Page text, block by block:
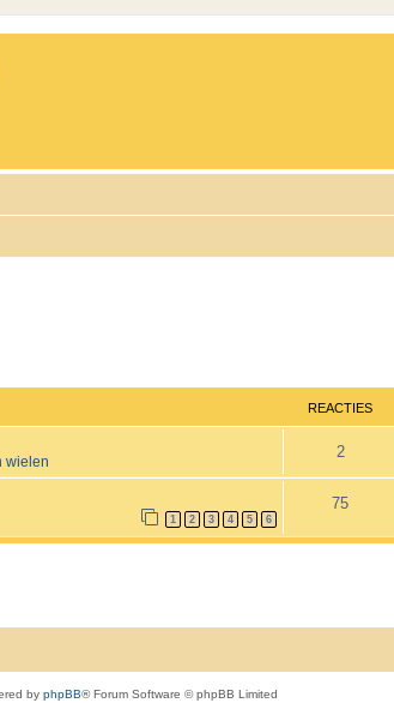
REACTIES
wielen
2R
i
1 2 3 4 5 6
75R
e
i
by phpBB® Forum Software © phpBB Limited